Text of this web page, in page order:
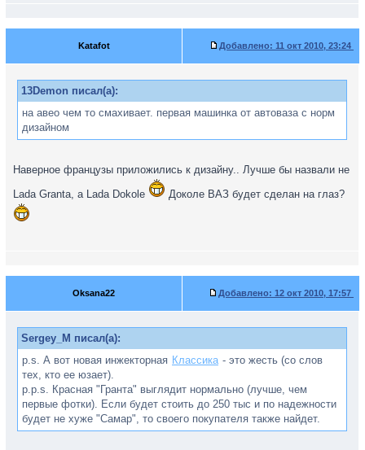
Katafot Добавлено: 11 окт 2010, 23:24
13Demon писал(а):
на авео чем то смахивает. первая машинка от автоваза с норм
дизайном
Наверное французы приложились к дизайну.. Лучше бы назвали не
Lada Granta, а Lada Dokole
Доколе ВАЗ будет сделан на глаз?
Oksana22 Добавлено: 12 окт 2010, 17:57
Sergey_M писал(а):
p.s. А вот новая инжекторная Классика - это жесть (со слов
тех, кто ее юзает).
p.p.s. Красная "Гранта" выглядит нормально (лучше, чем
первые фотки). Если будет стоить до 250 тыс и по надежности
будет не хуже "Самар", то своего покупателя также найдет.